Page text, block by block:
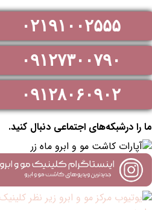
۰۲۱۹۱۰۰۲۵۵۵
۰۹۱۲۷۳۰۰۷۹۰
۰۹۱۲۸۰۶۰۹۰۲
ما را درشبکه‌های اجتماعی دنبال کنید.